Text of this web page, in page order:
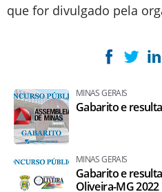
que for divulgado pela
MINAS GERAIS
Gabarito e
MINAS GERAIS
Gabarito e
Oliveira-MG 2022